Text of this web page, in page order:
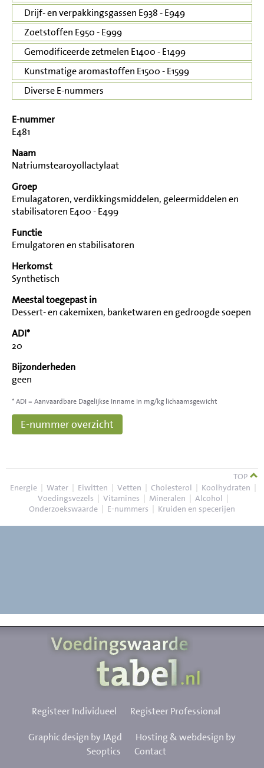
Drijf- en verpakkingsgassen E938 - E949
Zoetstoffen E950 - E999
Gemodificeerde zetmelen E1400 - E1499
Kunstmatige aromastoffen E1500 - E1599
Diverse E-nummers
E-nummer
E481
Naam
Natriumstearoyollactylaat
Groep
Emulagatoren, verdikkingsmiddelen, geleermiddelen en
stabilisatoren E400 - E499
Functie
Emulgatoren en stabilisatoren
Herkomst
Synthetisch
Meestal toegepast in
Dessert- en cakemixen, banketwaren en gedroogde soepen
ADI*
20
Bijzonderheden
geen
* ADI = Aanvaardbare Dagelijkse Inname in mg/kg lichaamsgewicht
E-nummer overzicht
TOP
Energie | Water | Eiwitten | Vetten | Cholesterol | Koolhydraten |
Voedingsvezels | Vitamines | Mineralen | Alcohol |
Onderzoekswaarde | E-nummers | Kruiden en specerijen
Registeer Individueel Registeer Professional
Graphic design by JAgd
Hosting & webdesign by
Seoptics
Contact